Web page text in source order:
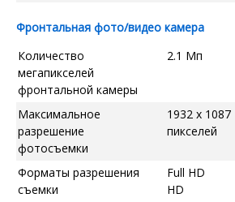
Фронтальная фото/видео камера
Количество
мегапикселей
фронтальной камеры
2.1 Мп
Максимальное
разрешение
фотосъемки
1932 x 1087
пикселей
Форматы разрешения
съемки
Full HD
HD